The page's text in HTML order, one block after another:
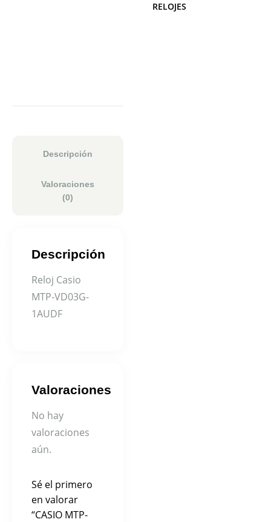
RELOJES
Descripción
Valoraciones
(0)
Descripción
Reloj Casio
MTP-VD03G-
1AUDF
Valoraciones
No hay
valoraciones
aún.
Sé el primero
en valorar
“CASIO MTP-